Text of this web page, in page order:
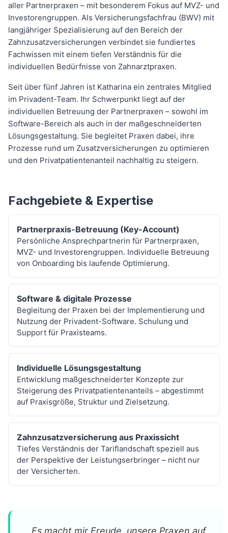
aller Partnerpraxen – mit besonderem Fokus auf MVZ- und
Investorengruppen. Als Versicherungsfachfrau (BWV) mit
langjähriger Spezialisierung auf den Bereich der
Zahnzusatzversicherungen verbindet sie fundiertes
Fachwissen mit einem tiefen Verständnis für die
individuellen Bedürfnisse von Zahnarztpraxen.
Seit über fünf Jahren ist Katharina ein zentrales Mitglied
im Privadent-Team. Ihr Schwerpunkt liegt auf der
individuellen Betreuung der Partnerpraxen – sowohl im
Software-Bereich als auch in der maßgeschneiderten
Lösungsgestaltung. Sie begleitet Praxen dabei, ihre
Prozesse rund um Zusatzversicherungen zu optimieren
und den Privatpatientenanteil nachhaltig zu steigern.
Fachgebiete & Expertise
Partnerpraxis-Betreuung (Key-Account)
Persönliche Ansprechpartnerin für Partnerpraxen,
MVZ- und Investorengruppen. Individuelle Betreuung
von Onboarding bis laufende Optimierung.
Software & digitale Prozesse
Begleitung der Praxen bei der Implementierung und
Nutzung der Privadent-Software. Schulung und
Support für Praxisteams.
Individuelle Lösungsgestaltung
Entwicklung maßgeschneiderter Konzepte zur
Steigerung des Privatpatientenanteils – abgestimmt
auf Praxisgröße, Struktur und Zielsetzung.
Zahnzusatzversicherung aus Praxissicht
Tiefes Verständnis der Tariflandschaft speziell aus
der Perspektive der Leistungserbringer – nicht nur
der Versicherten.
Es macht mir Freude, unsere Praxen auf